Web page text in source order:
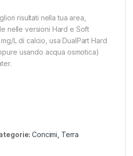
risultati nella tua area,
nelle versioni Hard e Soft
L di calcio, usa DualPart Hard
usando acqua osmotica)
Concimi Terra